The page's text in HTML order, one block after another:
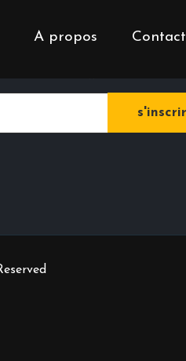
A propos Contact
à notre newsletter